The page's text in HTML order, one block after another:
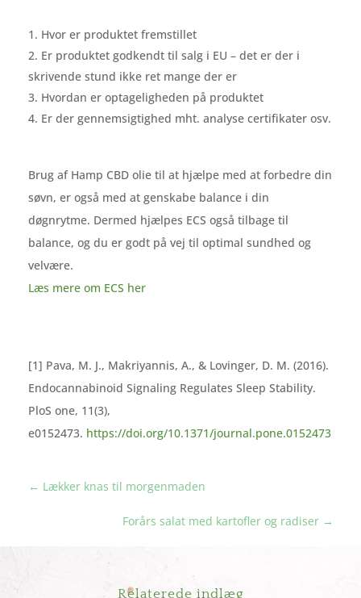
Hvor er produktet fremstillet
Er produktet godkendt til salg i EU – det er der i
skrivende stund ikke ret mange der er
Hvordan er optageligheden på produktet
Er der gennemsigtighed mht. analyse certifikater osv.
Brug af Hamp CBD olie til at hjælpe med at forbedre din
søvn, er også med at genskabe balance i din
døgnrytme. Dermed hjælpes ECS også tilbage til
balance, og du er godt på vej til optimal sundhed og
velvære.
Læs mere om ECS her
[1] Pava, M. J., Makriyannis, A., & Lovinger, D. M. (2016).
Endocannabinoid Signaling Regulates Sleep Stability.
PloS one, 11(3),
e0152473. https://doi.org/10.1371/journal.pone.0152473
← Lækker knas til morgenmaden
Forårs salat med kartofler og radiser→
Relaterede indlæg